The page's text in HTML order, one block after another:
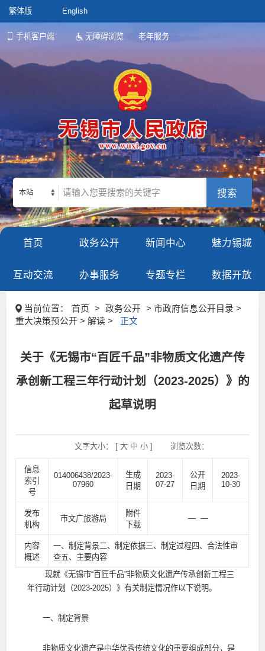
繁体版 English
手机客户端 无障碍浏览 老年服务
本站
首页 政务公开 新闻中心 魅力锡城
互动交流 办事服务 专题专栏 数据开放
当前位置： 首页 > 政务公开
> 市政府信息公开目录 >
重大决策预公开 > 解读 >
正文
关于《无锡市“百匠千品”非物质文化遗产传
承创新工程三年行动计划（2023-2025）》的
起草说明
文字大小： [ 大 中 小] 浏览次数：
信息
索引
号
014006438/2023-
07960
生成
日期
2023-
07-27
公开
日期
2023-
10-30
发布
机构
市文广旅游局
附件
下载
— —
内容
概述
一、制定背景二、制定依据三、制定过程四、合法性审
查五、主要内容
现就《无锡市“百匠千品”非物质文化遗产传承创新工程三
年行动计划（2023-2025）》有关制定情况作以下说明。
一、制定背景
非物质文化遗产是中华优秀传统文化的重要组成部分，是